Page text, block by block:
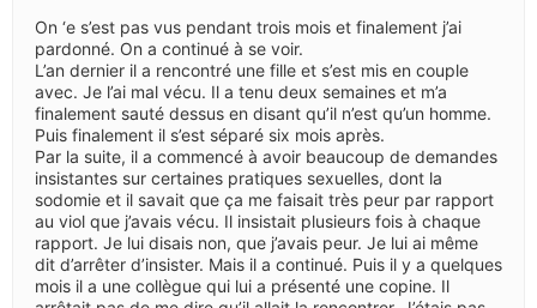
On ‘e s’est pas vus pendant trois mois et finalement j’ai
pardonné. On a continué à se voir.
L’an dernier il a rencontré une fille et s’est mis en couple
avec. Je l’ai mal vécu. Il a tenu deux semaines et m’a
finalement sauté dessus en disant qu’il n’est qu’un homme.
Puis finalement il s’est séparé six mois après.
Par la suite, il a commencé à avoir beaucoup de demandes
insistantes sur certaines pratiques sexuelles, dont la
sodomie et il savait que ça me faisait très peur par rapport
au viol que j’avais vécu. Il insistait plusieurs fois à chaque
rapport. Je lui disais non, que j’avais peur. Je lui ai même
dit d’arrêter d’insister. Mais il a continué. Puis il y a quelques
mois il a une collègue qui lui a présenté une copine. Il